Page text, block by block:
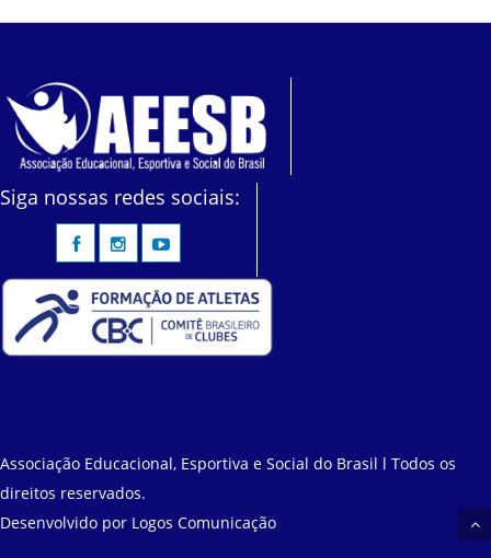
Siga nossas redes sociais:
Associação Educacional, Esportiva e Social do Brasil l Todos os
direitos reservados.
Desenvolvido por Logos Comunicação